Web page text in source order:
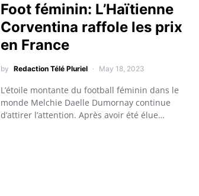
Foot féminin: L’Haïtienne
Corventina raffole les prix
en France
by Redaction Télé Pluriel May 18, 2023
L’étoile montante du football féminin dans le
monde Melchie Daelle Dumornay continue
d’attirer l’attention. Après avoir été élue…